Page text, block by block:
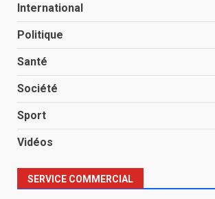
International
Politique
Santé
Société
Sport
Vidéos
SERVICE COMMERCIAL